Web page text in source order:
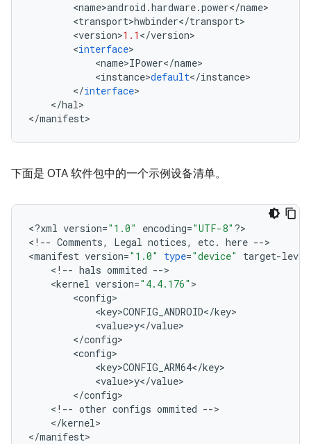
<name>android .hardware.power</name>
<transport>hwbinder</transport>
<version>1.1 </version>
<interface>
<name>IPower</name>
<instance>default</instance>
</interface>
</hal>
</manifest>
下面是 OTA 软件包中的一个示例设备清单。
<?xml version="1.0" encoding="UTF-8" ?>
< ! -- Comments, Legal notices, etc. here -->
<manifest version="1.0" type="device" target-level
< ! -- hals ommited -->
<kernel version="4.4.176" >
<config>
<key>CONFIG_ANDROID</key>
<value>y</value>
</config>
<config>
<key>CONFIG_ARM64</key>
<value>y</value>
</config>
< ! -- other configs ommited -->
</kernel>
</manifest>